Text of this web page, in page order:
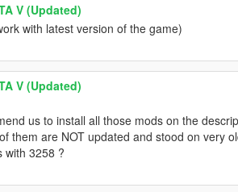
V (Updated)
with latest version of the game)
V (Updated)
us to install all those mods on the
them are NOT updated and stood on very
with 3258 ?